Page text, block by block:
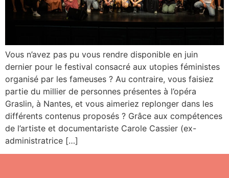
Vous n’avez pas pu vous rendre disponible en juin
dernier pour le festival consacré aux utopies féministes
organisé par les fameuses ? Au contraire, vous faisiez
partie du millier de personnes présentes à l’opéra
Graslin, à Nantes, et vous aimeriez replonger dans les
différents contenus proposés ? Grâce aux compétences
de l’artiste et documentariste Carole Cassier (ex-
administratrice […]